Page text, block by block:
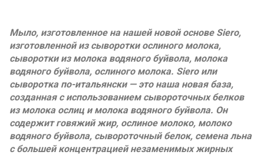
Мыло, изготовленное на нашей новой основе Siero,
изготовленной из сыворотки ослиного молока,
сыворотки из молока водяного буйвола, молока
водяного буйвола, ослиного молока. Siero или
сыворотка по-итальянски — это наша новая база,
созданная с использованием сывороточных белков
из молока ослиц и молока водяного буйвола. Он
содержит говяжий жир, ослиное молоко, молоко
водяного буйвола, сывороточный белок, семена льна
с большей концентрацией незаменимых жирных